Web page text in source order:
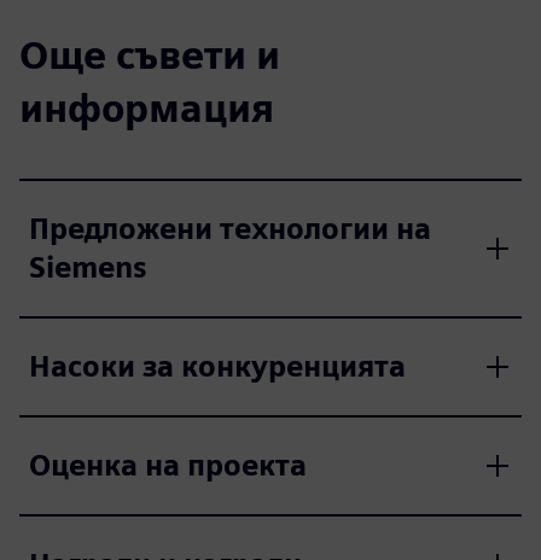
Още съвети и
информация
Предложени технологии на
Siemens
Насоки за конкуренцията
Оценка на проекта